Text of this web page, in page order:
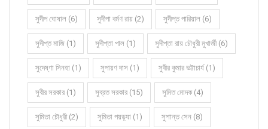
সুদীপ ঘোষাল (6) সুদীপা বর্মণ রায় (2) সুদীপ্ত পারিয়াল (6)
সুদীপ্ত মাজি (1) সুদীপ্তা পাল (1) সুদীপ্তা রায় চৌধুরী মুখার্জী (6)
সুদেষ্ণা সিনহা (1) সুপায়ণ দাস (1) সুবীর কুমার ভট্টাচার্য (1)
সুবীর সরকার (1) সুব্রত সরকার (15) সুমিত মোদক (4)
সুমিতা চৌধুরী (2) সুমিতা পয়ড়্যা (1) সুশান্ত সেন (8)